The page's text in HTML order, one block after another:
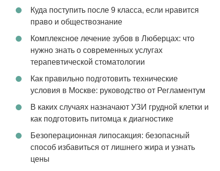
Куда поступить после 9 класса, если нравится
право и обществознание
Комплексное лечение зубов в Люберцах: что
нужно знать о современных услугах
терапевтической стоматологии
Как правильно подготовить технические
условия в Москве: руководство от Регламентум
В каких случаях назначают УЗИ грудной клетки и
как подготовить питомца к диагностике
Безоперационная липосакция: безопасный
способ избавиться от лишнего жира и узнать
цены